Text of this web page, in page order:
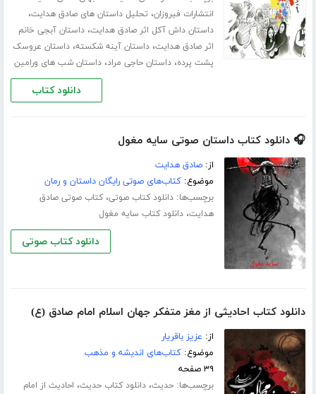
انتشارات فیروزان، تحلیل داستان های صادق هدایت،
داستان داش آکل اثر صادق هدایت،داستان آبجی خانم
اثر صادق هدایت،داستان آینه شکسته،داستان عروسک
پشت پرده،داستان حاجی مراد،داستان شب های ورامین
دانلود کتاب
🎧 دانلود کتاب داستان صوتی سایه مغول
از:صادق هدایت
موضوع:کتاب‌های صوتی رایگان داستان و رمان
برچسب‌ها:دانلود کتاب صوتی،کتاب صوتی صادق
هدایت،دانلود کتاب سایه مغول
دانلود کتاب صوتی
دانلود کتاب احادیثی از مغز متفکر جهان اسلام امام صادق (ع)
از: عزیز باقریار
موضوع:کتاب‌های اندیشه و مذهب
۳۹ صفحه
برچسب‌ها:حدیث،دانلود کتاب حدیث، احادیث از امام